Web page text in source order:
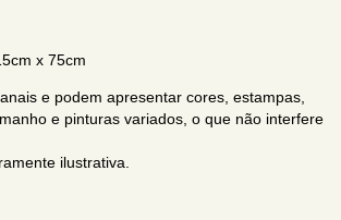
x 75cm
e podem apresentar cores, estampas,
e pinturas variados, o que não interfere
ilustrativa.